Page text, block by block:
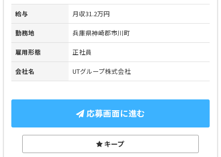
給与 月収31.2万円
勤務地 兵庫県神崎郡市川町
雇用形態 正社員
会社名 UTグループ株式会社
応募画面に進む
キープ